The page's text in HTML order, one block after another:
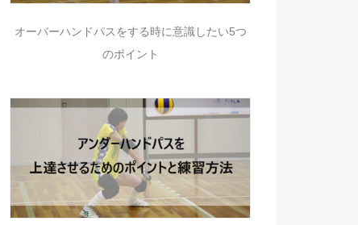
オーバーハンドパスをする時に意識したい5つ
のポイント